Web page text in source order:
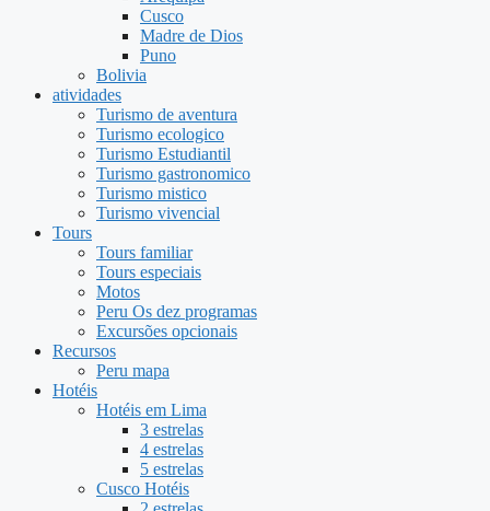
Cusco
Madre de Dios
Puno
Bolivia
atividades
Turismo de aventura
Turismo ecologico
Turismo Estudiantil
Turismo gastronomico
Turismo mistico
Turismo vivencial
Tours
Tours familiar
Tours especiais
Motos
Peru Os dez programas
Excursões opcionais
Recursos
Peru mapa
Hotéis
Hotéis em Lima
3 estrelas
4 estrelas
5 estrelas
Cusco Hotéis